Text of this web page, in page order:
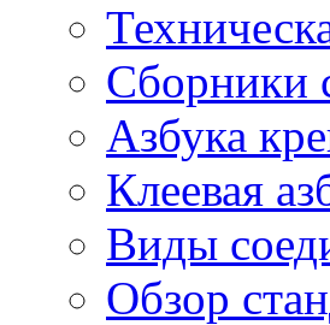
Сборники
Азбука
Клеевая
Виды
Обзор